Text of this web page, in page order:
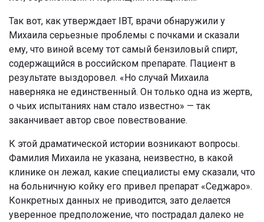
Так вот, как утверждает IBT, врачи обнаружили у
Михаила серьезные проблемы с почками и сказали
ему, что виной всему тот самый бензиловый спирт,
содержащийся в российском препарате. Пациент в
результате выздоровел. «Но случай Михаила
наверняка не единственный. Он только одна из жертв,
о чьих испытаниях нам стало известно» — так
заканчивает автор свое повествование.
К этой драматической истории возникают вопросы.
Фамилия Михаила не указана, неизвестно, в какой
клинике он лежал, какие специалисты ему сказали, что
на больничную койку его привел препарат «Седжаро».
Конкретных данных не приводится, зато делается
уверенное предположение, что пострадал далеко не